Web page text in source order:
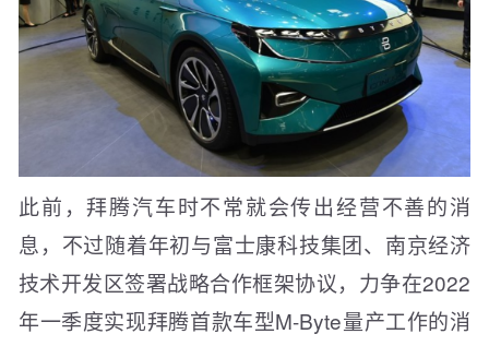
此前，拜腾汽车时不常就会传出经营不善的消
息，不过随着年初与富士康科技集团、南京经济
技术开发区签署战略合作框架协议，力争在2022
年一季度实现拜腾首款车型M-Byte量产工作的消